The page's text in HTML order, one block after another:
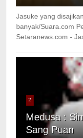
Jasuke yang
banyak/Suara.com
Setaranews.com -
2
Medusa :
Sang Puan